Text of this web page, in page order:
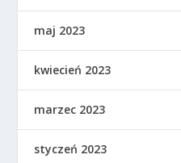
maj 2023
kwiecień 2023
marzec 2023
styczeń 2023